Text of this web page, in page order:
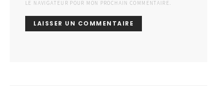
LE NAVIGATEUR POUR MON PROCHAIN COMMENTAIRE.